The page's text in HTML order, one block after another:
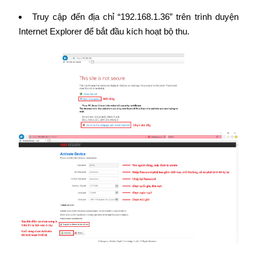
Truy cập đến địa chỉ “192.168.1.36” trên trình duyện
Internet Explorer để bắt đầu kích hoạt bộ thu.